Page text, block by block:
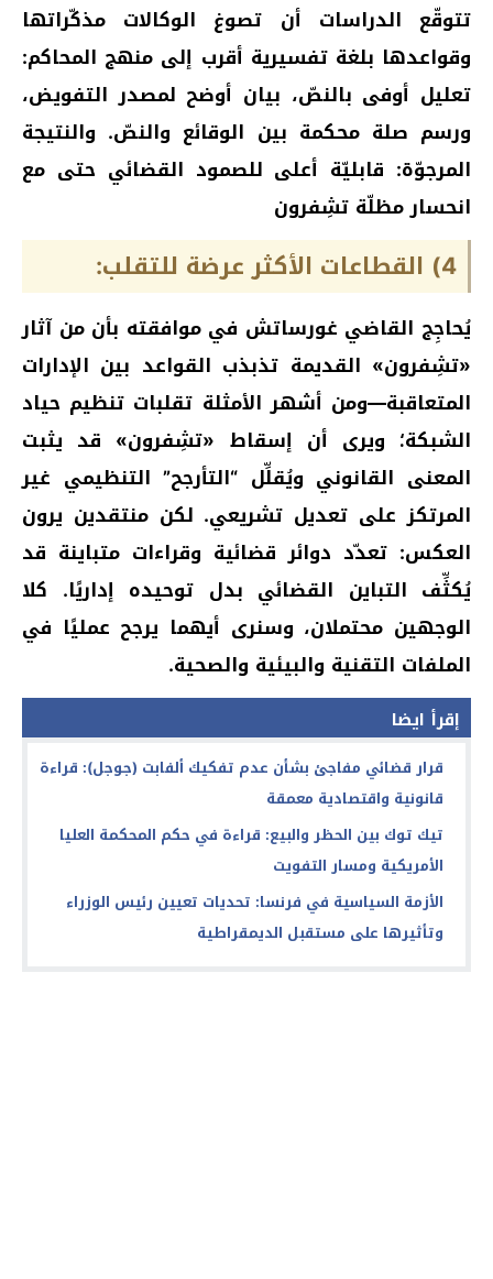
تتوقّع الدراسات أن تصوغ الوكالات مذكّراتها
وقواعدها بلغة تفسيرية أقرب إلى منهج المحاكم:
تعليل أوفى بالنصّ، بيان أوضح لمصدر التفويض،
ورسم صلة محكمة بين الوقائع والنصّ. والنتيجة
المرجوّة: قابليّة أعلى للصمود القضائي حتى مع
انحسار مظلّة تشِفرون
4) القطاعات الأكثر عرضة للتقلب:
يُحاجِج القاضي غورساتش في موافقته بأن من آثار
«تشِفرون» القديمة تذبذب القواعد بين الإدارات
المتعاقبة—ومن أشهر الأمثلة تقلبات تنظيم حياد
الشبكة؛ ويرى أن إسقاط «تشِفرون» قد يثبت
المعنى القانوني ويُقلِّل “التأرجح” التنظيمي غير
المرتكز على تعديل تشريعي. لكن منتقدين يرون
العكس: تعدّد دوائر قضائية وقراءات متباينة قد
يُكثِّف التباين القضائي بدل توحيده إداريًا. كلا
الوجهين محتملان، وسنرى أيهما يرجح عمليًا في
الملفات التقنية والبيئية والصحية.
إقرأ ايضا
قرار قضائي مفاجئ بشأن عدم تفكيك ألفابت (جوجل): قراءة
قانونية واقتصادية معمقة
تيك توك بين الحظر والبيع: قراءة في حكم المحكمة العليا
الأمريكية ومسار التفويت
الأزمة السياسية في فرنسا: تحديات تعيين رئيس الوزراء
وتأثيرها على مستقبل الديمقراطية